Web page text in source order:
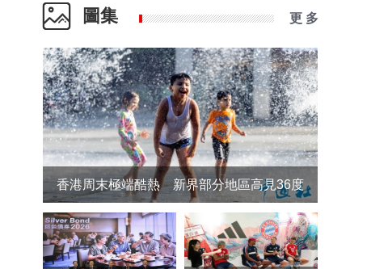
圖集 更 多
香港周末極端酷熱 新界部分地區高見36度